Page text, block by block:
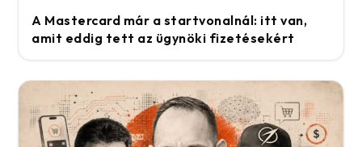
A Mastercard már a startvonalnál: itt van,
amit eddig tett az ügynöki fizetésekért